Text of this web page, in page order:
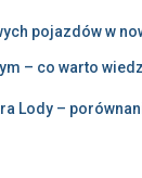
pojazdów w
– co warto
Lody –